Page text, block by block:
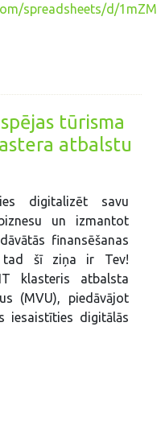
spreadsheets/d/
tūrisma
atbalstu
digitalizēt savu
un izmantot
finansēšanas
tad šī ziņa ir Tev!
klasteris atbalsta
(MVU), piedāvājot
iesaistīties digitālās